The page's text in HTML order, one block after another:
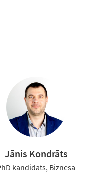
Jānis Kondrāts
kandidāts, Biznesa